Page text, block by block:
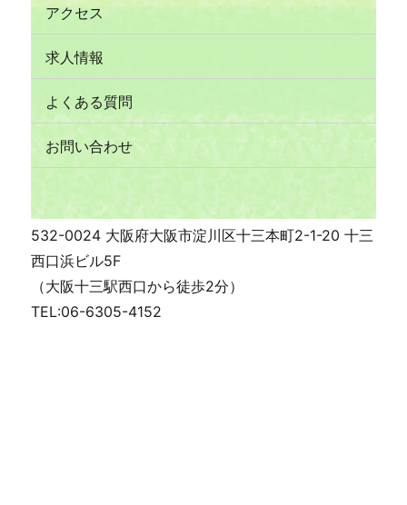
アクセス
求人情報
よくある質問
お問い合わせ
532-0024 大阪府大阪市淀川区十三本町2-1-20 十三
西口浜ビル5F
（大阪十三駅西口から徒歩2分）
TEL:06-6305-4152